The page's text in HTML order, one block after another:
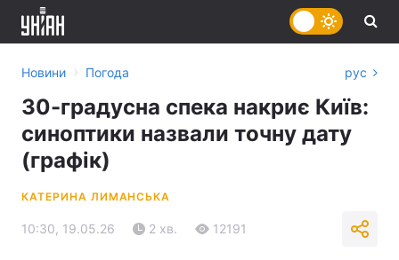
Новини › Погода рус
30-градусна спека накриє Київ:
синоптики назвали точну дату
(графік)
КАТЕРИНА ЛИМАНСЬКА
10:30, 19.05.26 2 хв. 12191